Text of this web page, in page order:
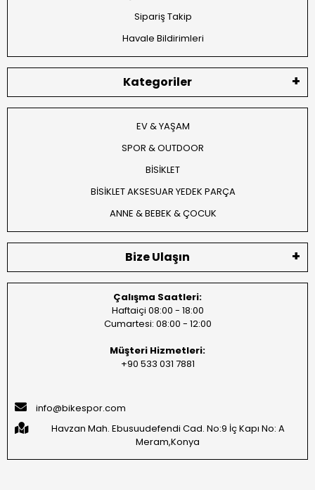
Sipariş Takip
Havale Bildirimleri
Kategoriler
EV & YAŞAM
SPOR & OUTDOOR
BİSİKLET
BİSİKLET AKSESUAR YEDEK PARÇA
ANNE & BEBEK & ÇOCUK
Bize Ulaşın
Çalışma Saatleri:
Haftaiçi 08:00 - 18:00
Cumartesi: 08:00 - 12:00
Müşteri Hizmetleri:
+90 533 031 7881
info@bikespor.com
Havzan Mah. Ebusuudefendi Cad. No:9 İç Kapı No: A
Meram,Konya